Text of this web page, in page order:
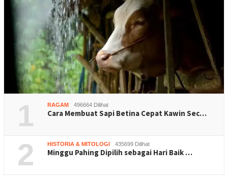
1 RAGAM 496664 Dilihat
Cara Membuat Sapi Betina Cepat Kawin Sec…
2 HISTORIA & MITOLOGI 435699 Dilihat
Minggu Pahing Dipilih sebagai Hari Baik …